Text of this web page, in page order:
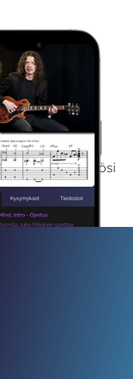
käyttöösi